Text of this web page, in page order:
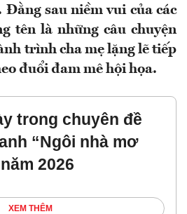
sau niềm vui của các
tên là những câu chuyện
trình cha mẹ lặng lẽ tiếp
đuổi đam mê hội họa.
trong chuyên đề
“Ngôi nhà mơ
2026
XEM THÊM